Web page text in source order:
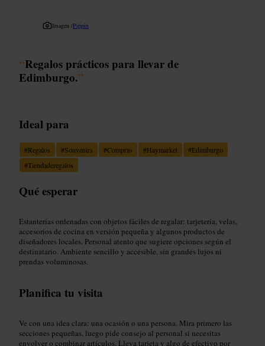
Imagen /Pippin
“Regalos prácticos para llevar de
Edimburgo.”
Ideal para
#Regalos #Souvenirs #Compras #Haymarket #Edimburgo
#Tiendaderegalos
Qué esperar
Estanterías ordenadas con objetos fáciles de regalar: tarjetería, velas,
accesorios de cocina en versión pequeña y algunos productos de
diseñadores locales. Personal atento que sugiere opciones según el
destinatario. Ambiente sencillo y accesible, sin grandes lujos ni
prendas voluminosas.
Planifica tu visita
Ve con una idea clara: una ocasión o una persona. Mira primero las
secciones pequeñas, luego pide consejo al personal si necesitas
envolver o combinar artículos. Lleva tarjeta y algo de efectivo por